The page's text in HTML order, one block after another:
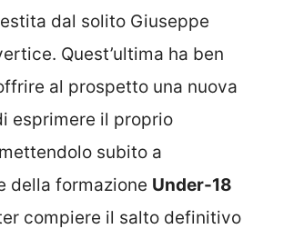
dal solito Giuseppe
Quest’ultima ha ben
al prospetto una nuova
esprimere il proprio
subito a
della formazione Under-18
compiere il salto definitivo